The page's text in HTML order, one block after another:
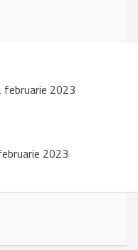
februarie 2023
2023